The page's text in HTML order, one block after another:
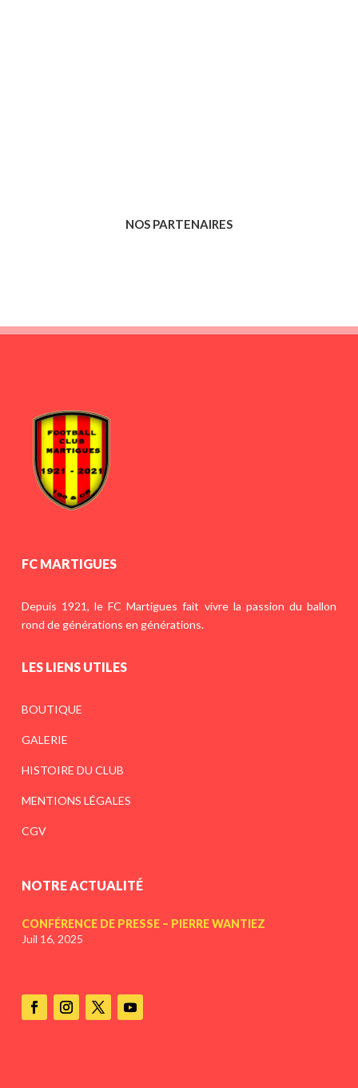
NOS PARTENAIRES
FC MARTIGUES
Depuis 1921, le FC Martigues fait vivre la passion du ballon
rond de générations en générations.
LES LIENS UTILES
BOUTIQUE
GALERIE
HISTOIRE DU CLUB
MENTIONS LÉGALES
CGV
NOTRE ACTUALITÉ
CONFÉRENCE DE PRESSE – PIERRE WANTIEZ
Juil 16, 2025